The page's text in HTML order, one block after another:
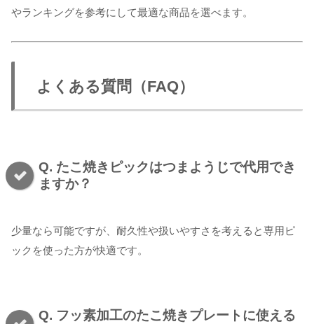
やランキングを参考にして最適な商品を選べます。
よくある質問（FAQ）
Q. たこ焼きピックはつまようじで代用でき
ますか？
少量なら可能ですが、耐久性や扱いやすさを考えると専用ピ
ックを使った方が快適です。
Q. フッ素加工のたこ焼きプレートに使える